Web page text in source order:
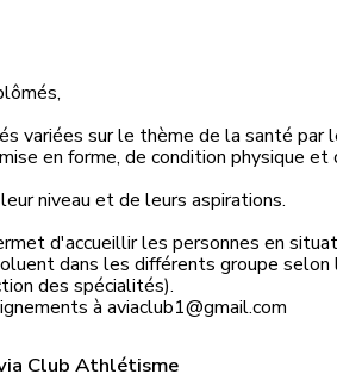
variées sur le thème de la santé
en forme, de condition physique
niveau et de leurs aspirations.
d'accueillir les personnes en
dans les différents groupe selon
des spécialités).
à aviaclub1@gmail.com
Club Athlétisme